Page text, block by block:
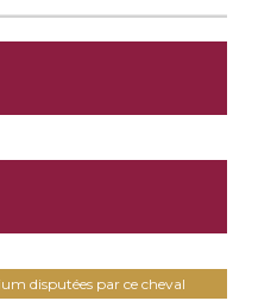
disputées par ce cheval